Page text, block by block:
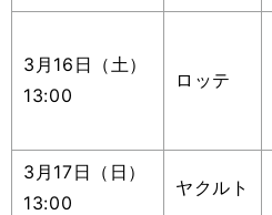
3月16日（土）
13:00
ロッテ
3月17日（日）
13:00
ヤクルト